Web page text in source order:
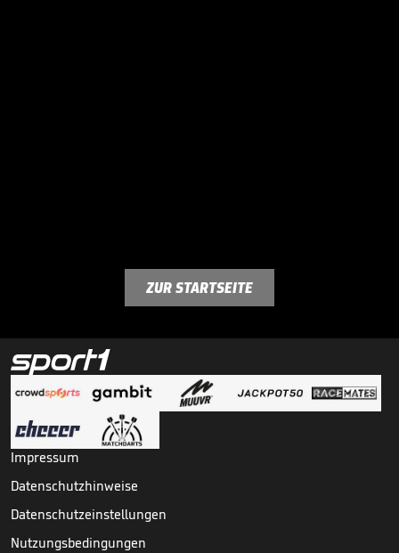
ZUR STARTSEITE
Impressum
Datenschutzhinweise
Datenschutzeinstellungen
Nutzungsbedingungen